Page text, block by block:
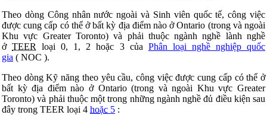
Theo dòng Công nhân nước ngoài và Sinh viên quốc tế, công việc
được cung cấp có thể ở bất kỳ địa điểm nào ở Ontario (trong và ngoài
Khu vực Greater Toronto) và phải thuộc ngành nghề lành nghề
ởTEER loại 0, 1, 2 hoặc 3 của Phân loại nghề nghiệp quốc
gia ( NOC ).
Theo dòng Kỹ năng theo yêu cầu, công việc được cung cấp có thể ở
bất kỳ địa điểm nào ở Ontario (trong và ngoài Khu vực Greater
Toronto) và phải thuộc một trong những ngành nghề đủ điều kiện sau
đây trong TEER loại 4 hoặc 5 :